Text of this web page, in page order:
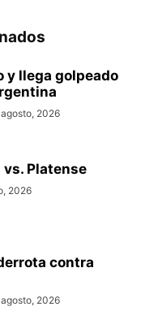
y llega golpeado
2026
vs. Platense
2026
contra
2026